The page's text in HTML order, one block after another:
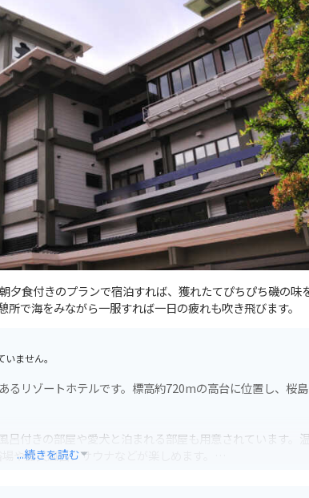
夕食付きのプランで宿泊すれば、獲れたてぴちぴち磯の味
で海をみながら一服すれば一日の疲れも吹き飛びます。
ません。
るリゾートホテルです。標高約720mの高台に位置し、桜
付きの部屋や愛犬と泊まれる部屋も用意されています。
や露天風呂、サウナなどが楽しめます。
...続きを読む